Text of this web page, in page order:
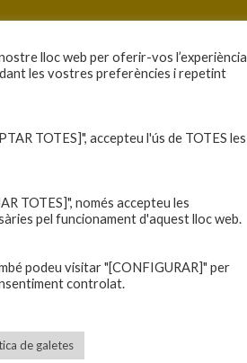
lloc web per oferir-vos l’experiència
les vostres preferències i repetint
TOTES]", accepteu l'ús de TOTES les
TOTES]", només accepteu les
pel funcionament d'aquest lloc web.
podeu visitar "[CONFIGURAR]" per
controlat.
de galetes